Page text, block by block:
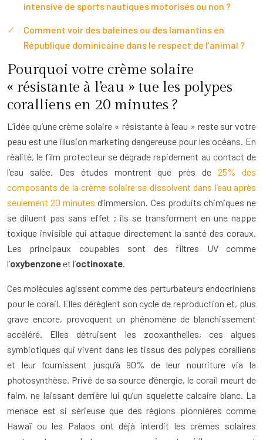
intensive de sports nautiques motorisés ou non ?
Comment voir des baleines ou des lamantins en
République dominicaine dans le respect de l’animal ?
Pourquoi votre crème solaire
« résistante à l’eau » tue les polypes
coralliens en 20 minutes ?
L’idée qu’une crème solaire « résistante à l’eau » reste sur votre
peau est une illusion marketing dangereuse pour les océans. En
réalité, le film protecteur se dégrade rapidement au contact de
l’eau salée. Des études montrent que près de25% des
composants de la crème solaire se dissolvent dans l’eau après
seulement 20 minutes d’immersion. Ces produits chimiques ne
se diluent pas sans effet ; ils se transforment en une nappe
toxique invisible qui attaque directement la santé des coraux.
Les principaux coupables sont des filtres UV comme
l’oxybenzoneet l’octinoxate.
Ces molécules agissent comme des perturbateurs endocriniens
pour le corail. Elles dérèglent son cycle de reproduction et, plus
grave encore, provoquent un phénomène de blanchissement
accéléré. Elles détruisent les zooxanthelles, ces algues
symbiotiques qui vivent dans les tissus des polypes coralliens
et leur fournissent jusqu’à 90% de leur nourriture via la
photosynthèse. Privé de sa source d’énergie, le corail meurt de
faim, ne laissant derrière lui qu’un squelette calcaire blanc. La
menace est si sérieuse que des régions pionnières comme
Hawaï ou les Palaos ont déjà interdit les crèmes solaires